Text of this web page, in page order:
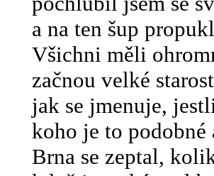
a na ten šup
Všichni měli
začnou velké
jak se jmenuje,
koho je to podobné
Brna se zeptal,